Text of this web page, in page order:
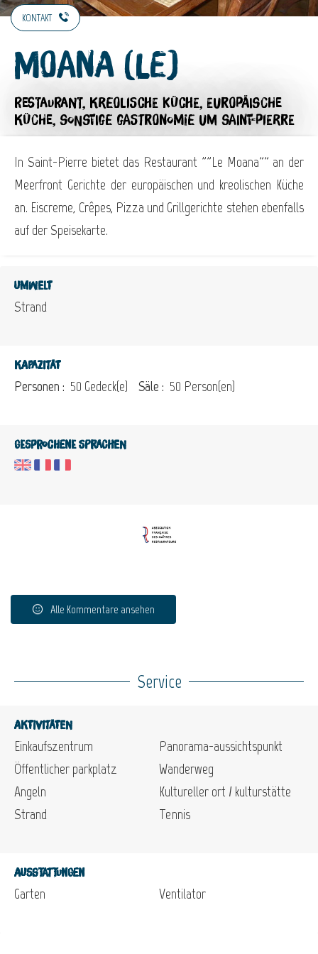
KONTAKT
Moana (Le)
RESTAURANT, KREOLISCHE KÜCHE, EUROPÄISCHE
KÜCHE, SONSTIGE GASTRONOMIE UM SAINT-PIERRE
In Saint-Pierre bietet das Restaurant ""Le Moana"" an der
Meerfront Gerichte der europäischen und kreolischen Küche
an. Eiscreme, Crêpes, Pizza und Grillgerichte stehen ebenfalls
auf der Speisekarte.
Umwelt
Strand
Kapazität
Personen : 50 Gedeck(e) Säle : 50 Person(en)
Gesprochene Sprachen
Alle Kommentare ansehen
Service
Aktivitäten
Einkaufszentrum
Öffentlicher parkplatz
Angeln
Strand
Panorama-aussichtspunkt
Wanderweg
Kultureller ort / kulturstätte
Tennis
Ausstattungen
Garten Ventilator